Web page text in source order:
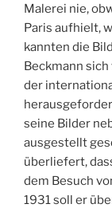
Malerei nie,
Paris aufhielt,
kannten die
Beckmann
der
seine Bilder
ausgestellt
überliefert,
dem Besuch
1931 soll er